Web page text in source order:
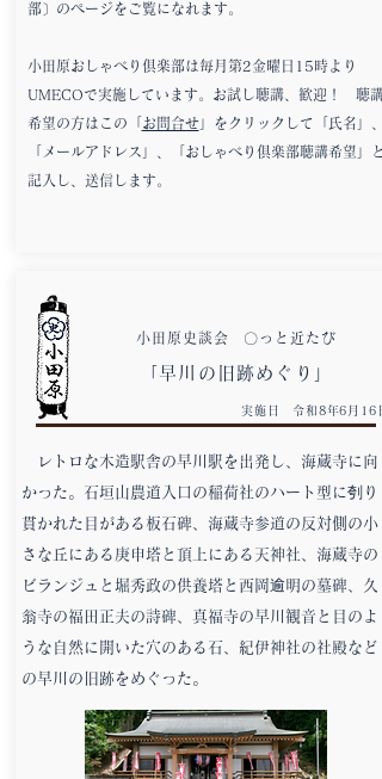
部〕のページをご覧になれます。
小田原おしゃべり倶楽部は毎月第2金曜日15時より
UMECOで実施しています。お試し聴講、歓迎！ 聴講
希望の方はこの「
お問合せ」をクリックして「氏名」、
「メールアドレス」、「おしゃべり倶楽部聴講希望」と
記入し、送信します。
小田原史談会 〇っと近たび
「早川の旧跡めぐり」
実施日 令和8年6月16
レトロな木造駅舎の早川駅を出発し、海蔵寺に向
かった。石垣山農道入口の稲荷社のハート型に刳り
貫かれた目がある板石碑、海蔵寺参道の反対側の小
さな丘にある庚申塔と頂上にある天神社、海蔵寺の
ビランジュと堀秀政の供養塔と西岡逾明の墓碑、久
翁寺の福田正夫の詩碑、真福寺の早川観音と目のよ
うな自然に開いた穴のある石、紀伊神社の社殿など
の早川の旧跡をめぐった。